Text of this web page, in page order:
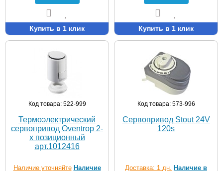
Купить в 1 клик Купить в 1 клик
Код товара: 522-999
Термоэлектрический
сервопривод Oventrop 2-
х позиционный
арт.1012416
Наличие уточняйте Наличие
Код товара: 573-996
Сервопривод Stout 24V
120s
Доставка: 1 дн. Наличие в